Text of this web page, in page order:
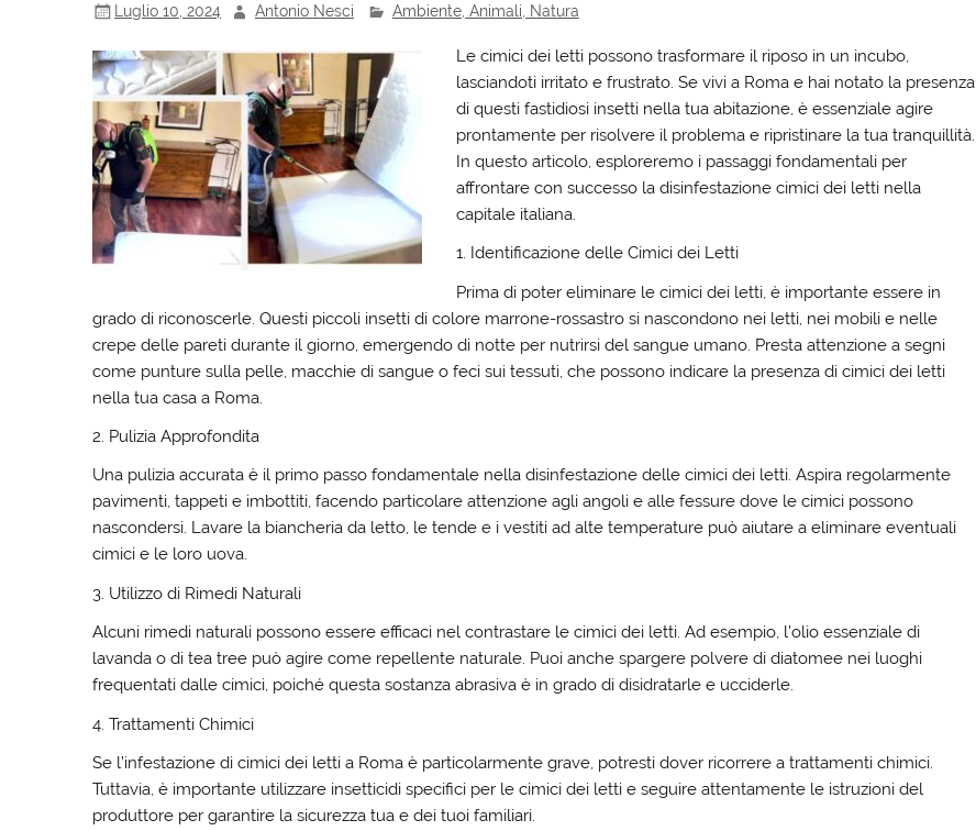
Luglio 10, 2024 Antonio Nesci Ambiente, Animali, Natura
Le cimici dei letti possono trasformare il riposo in un incubo,
lasciandoti irritato e frustrato. Se vivi a Roma e hai notato la presenza
di questi fastidiosi insetti nella tua abitazione, è essenziale agire
prontamente per risolvere il problema e ripristinare la tua tranquillità.
In questo articolo, esploreremo i passaggi fondamentali per
affrontare con successo la disinfestazione cimici dei letti nella
capitale italiana.
1. Identificazione delle Cimici dei Letti
Prima di poter eliminare le cimici dei letti, è importante essere in
grado di riconoscerle. Questi piccoli insetti di colore marrone-rossastro si nascondono nei letti, nei mobili e nelle
crepe delle pareti durante il giorno, emergendo di notte per nutrirsi del sangue umano. Presta attenzione a segni
come punture sulla pelle, macchie di sangue o feci sui tessuti, che possono indicare la presenza di cimici dei letti
nella tua casa a Roma.
2. Pulizia Approfondita
Una pulizia accurata è il primo passo fondamentale nella disinfestazione delle cimici dei letti. Aspira regolarmente
pavimenti, tappeti e imbottiti, facendo particolare attenzione agli angoli e alle fessure dove le cimici possono
nascondersi. Lavare la biancheria da letto, le tende e i vestiti ad alte temperature può aiutare a eliminare eventuali
cimici e le loro uova.
3. Utilizzo di Rimedi Naturali
Alcuni rimedi naturali possono essere efficaci nel contrastare le cimici dei letti. Ad esempio, l’olio essenziale di
lavanda o di tea tree può agire come repellente naturale. Puoi anche spargere polvere di diatomee nei luoghi
frequentati dalle cimici, poiché questa sostanza abrasiva è in grado di disidratarle e ucciderle.
4. Trattamenti Chimici
Se l’infestazione di cimici dei letti a Roma è particolarmente grave, potresti dover ricorrere a trattamenti chimici.
Tuttavia, è importante utilizzare insetticidi specifici per le cimici dei letti e seguire attentamente le istruzioni del
produttore per garantire la sicurezza tua e dei tuoi familiari.